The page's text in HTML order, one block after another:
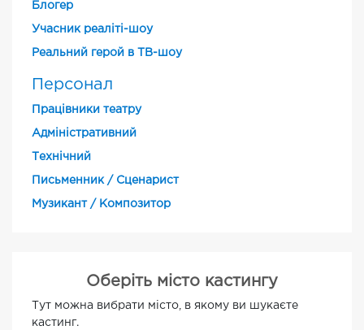
Блогер
Учасник реаліті-шоу
Реальний герой в ТВ-шоу
Персонал
Працівники театру
Адміністративний
Технічний
Письменник / Сценарист
Музикант / Композитор
Оберіть місто кастингу
Тут можна вибрати місто, в якому ви шукаєте
кастинг.